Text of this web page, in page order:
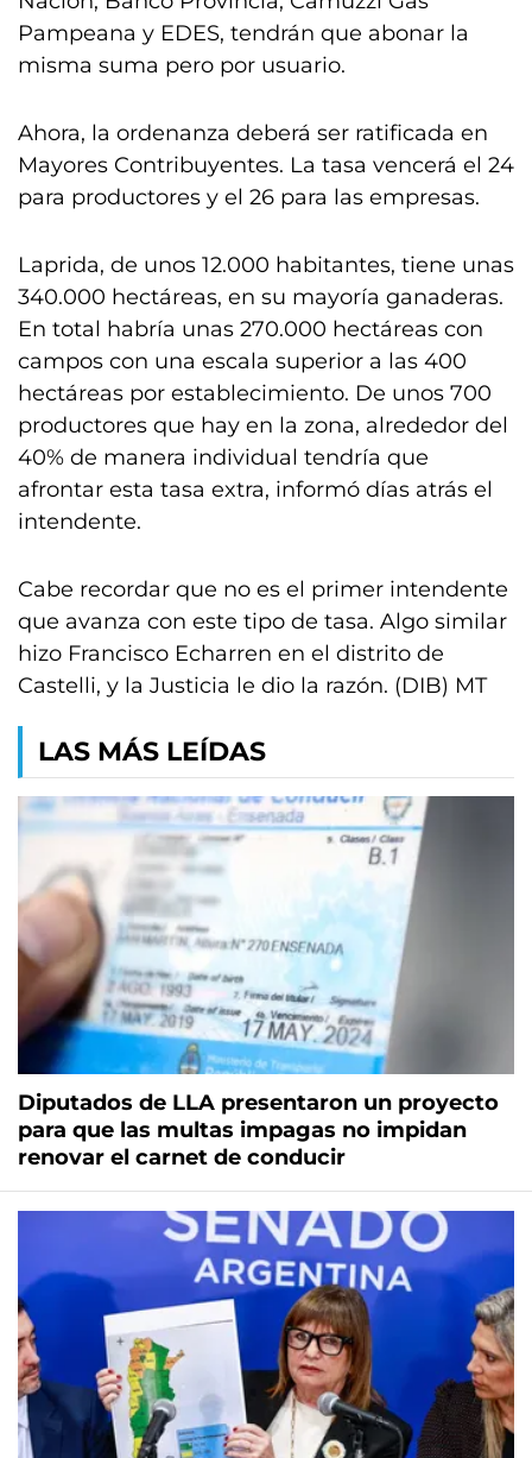
Pampeana y EDES, tendrán que abonar la
misma suma pero por usuario.
Ahora, la ordenanza deberá ser ratificada en
Mayores Contribuyentes. La tasa vencerá el 24
para productores y el 26 para las empresas.
Laprida, de unos 12.000 habitantes, tiene unas
340.000 hectáreas, en su mayoría ganaderas.
En total habría unas 270.000 hectáreas con
campos con una escala superior a las 400
hectáreas por establecimiento. De unos 700
productores que hay en la zona, alrededor del
40% de manera individual tendría que
afrontar esta tasa extra, informó días atrás el
intendente.
Cabe recordar que no es el primer intendente
que avanza con este tipo de tasa. Algo similar
hizo Francisco Echarren en el distrito de
Castelli, y la Justicia le dio la razón. (DIB) MT
LAS MÁS LEÍDAS
Diputados de LLA presentaron un proyecto
para que las multas impagas no impidan
renovar el carnet de conducir